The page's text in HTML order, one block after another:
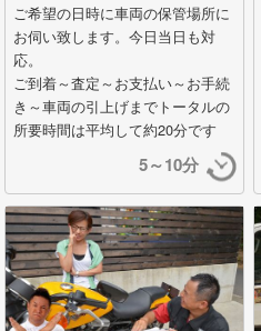
ご希望の日時に車両の保管場所に
お伺い致します。今日当日も対
応。
ご到着～査定～お支払い～お手続
き～車両の引上げまでトータルの
所要時間は平均して約20分です
5～10分